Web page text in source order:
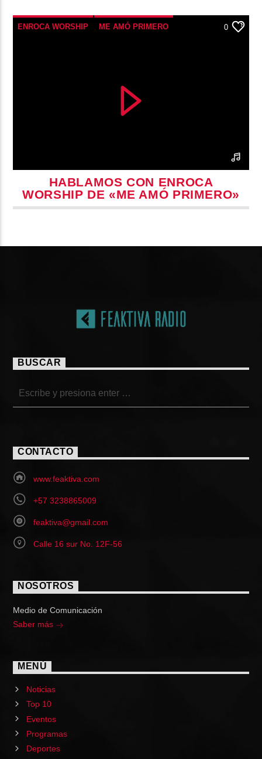
ENROCA WORSHIP ME AMÓ PRIMERO 0
HABLAMOS CON ENROCA
WORSHIP DE «ME AMÓ PRIMERO»
BUSCAR
CONTACTO
www.feaktiva.com
+57 3238865009
feaktiva@gmail.com
Calle 16 sur No. 12F-56
NOSOTROS
Medio de Comunicación
Saber más
MENÚ
Noticias
Top 10
Eventos
Programas
Deportes